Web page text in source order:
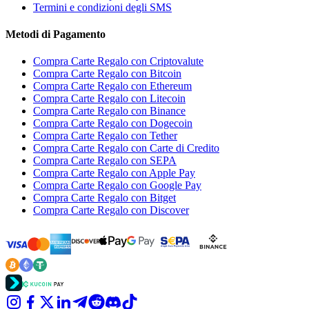
Termini e condizioni degli SMS
Metodi di Pagamento
Compra Carte Regalo con Criptovalute
Compra Carte Regalo con Bitcoin
Compra Carte Regalo con Ethereum
Compra Carte Regalo con Litecoin
Compra Carte Regalo con Binance
Compra Carte Regalo con Dogecoin
Compra Carte Regalo con Tether
Compra Carte Regalo con Carte di Credito
Compra Carte Regalo con SEPA
Compra Carte Regalo con Apple Pay
Compra Carte Regalo con Google Pay
Compra Carte Regalo con Bitget
Compra Carte Regalo con Discover